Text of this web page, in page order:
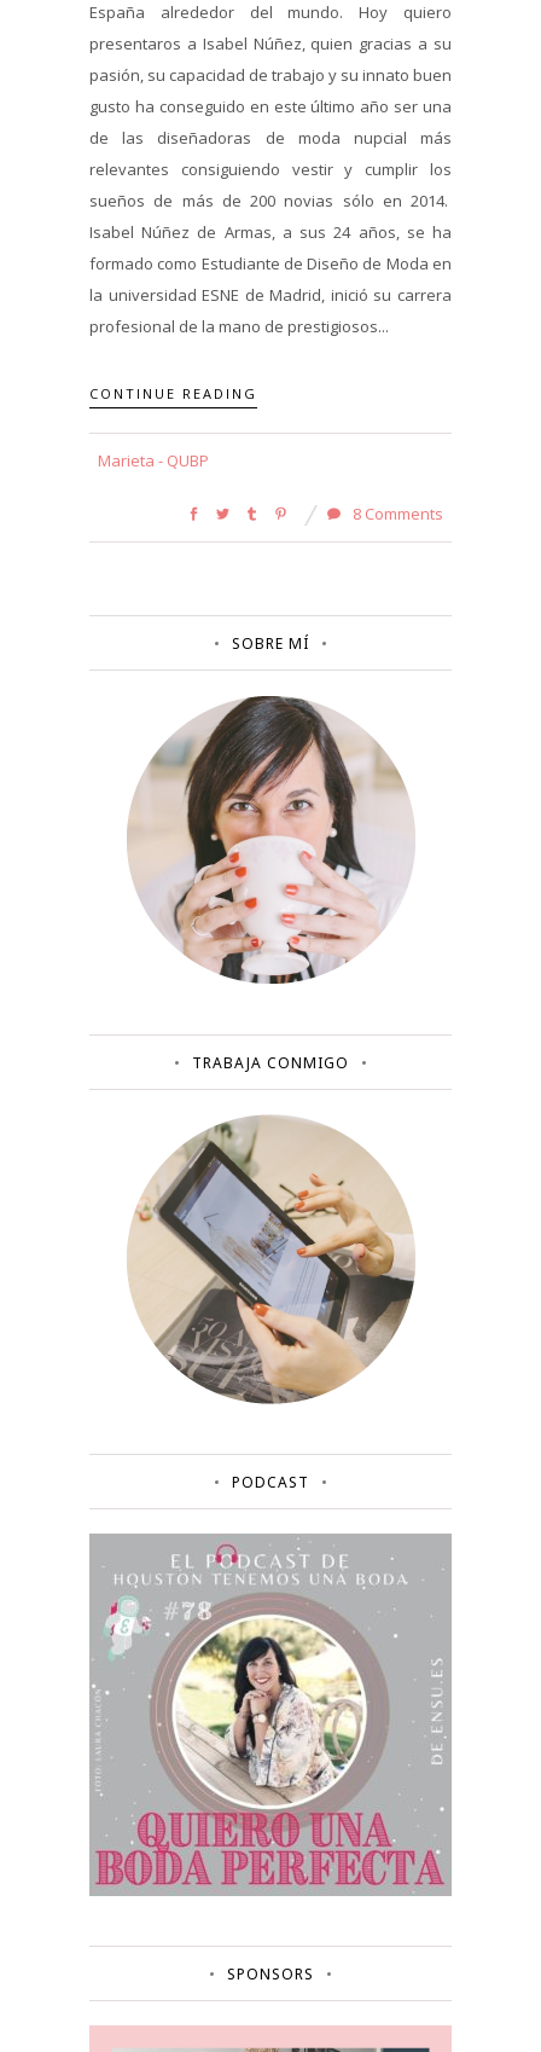
España alrededor del mundo. Hoy quiero
presentaros a Isabel Núñez, quien gracias a su
pasión, su capacidad de trabajo y su innato buen
gusto ha conseguido en este último año ser una
de las diseñadoras de moda nupcial más
relevantes consiguiendo vestir y cumplir los
sueños de más de 200 novias sólo en 2014.
Isabel Núñez de Armas, a sus 24 años, se ha
formado como Estudiante de Diseño de Moda en
la universidad ESNE de Madrid, inició su carrera
profesional de la mano de prestigiosos...
CONTINUE READING
Marieta - QUBP
8 Comments
SOBRE MÍ
TRABAJA CONMIGO
PODCAST
SPONSORS